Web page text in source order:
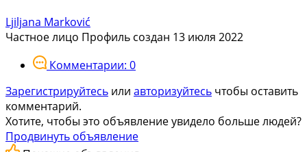
Ljiljana Marković
Частное лицо Профиль создан 13 июля 2022
Комментарии: 0
Зарегистрируйтесь или авторизуйтесь чтобы оставить
комментарий.
Хотите, чтобы это объявление увидело больше людей?
Продвинуть объявление